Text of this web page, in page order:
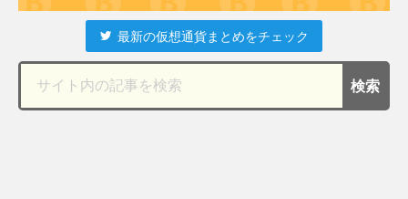
最新の仮想通貨まとめをチェック